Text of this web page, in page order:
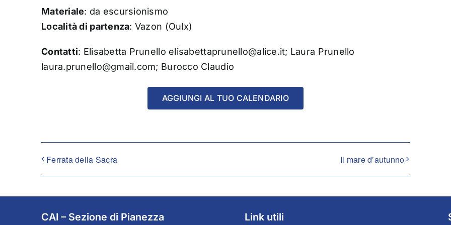
Materiale: da escursionismo
Località di partenza: Vazon (Oulx)
Contatti: Elisabetta Prunello elisabettaprunello@alice.it; Laura Prunello
laura.prunello@gmail.com; Burocco Claudio
AGGIUNGI AL TUO CALENDARIO
Ferrata della Sacra Il mare d’autunno
CAI – Sezione di Pianezza Link utili